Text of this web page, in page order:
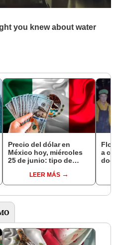
Precio del dólar en
México hoy, miércoles
25 de junio: tipo de
mexicanos vía Banco
Azteca
LEER MÁS
a